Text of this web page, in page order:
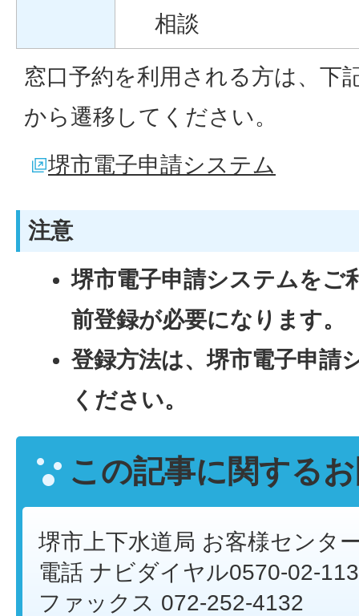
相談
窓口予約を利用される方は、下
から遷移してください。
堺市電子申請システム
注意
堺市電子申請システムをご
前登録が必要になります。
登録方法は、堺市電子申請
ください。
この記事に関する
堺市上下水道局 お客様センタ
電話 ナビダイヤル0570-02-
ファックス 072-252-4132